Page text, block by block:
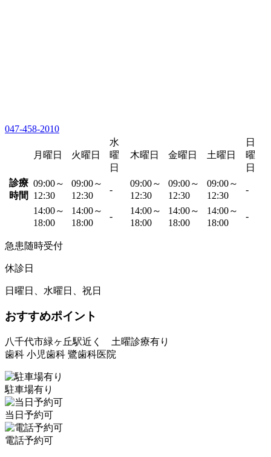
047-458-2010
月曜日 火曜日
水
曜
日
木曜日 金曜日 土曜日
日
曜
日
診療
時間
09:00～
12:30
09:00～
12:30
-
09:00～
12:30
09:00～
12:30
09:00～
12:30
-
14:00～
18:00
14:00～
18:00
-
14:00～
18:00
14:00～
18:00
14:00～
18:00
-
急患随時受付
休診日
日曜日、水曜日、祝日
おすすめポイント
八千代市緑ヶ丘駅近く 土曜診療有り
歯科 小児歯科 鷺歯科医院
駐車場有り
当日予約可
電話予約可